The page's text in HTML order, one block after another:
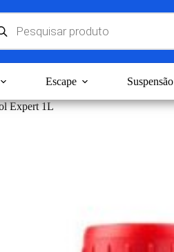
Escape Suspensão
Expert 1L